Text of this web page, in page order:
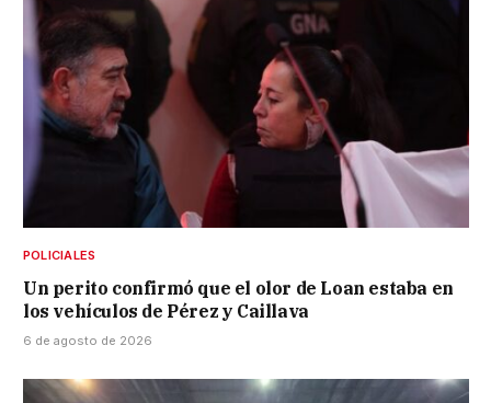
POLICIALES
Un perito confirmó que el olor de Loan estaba en
los vehículos de Pérez y Caillava
6 de agosto de 2026